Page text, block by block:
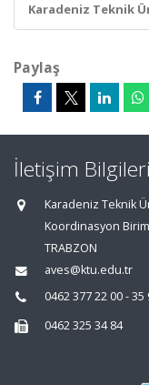
Karadeniz Teknik
Paylaş
İletişim Bilgileri
Karadeniz Teknik
Koordinasyon
TRABZON
aves@ktu.edu.tr
0462 377 22 00 - 35
0462 325 34 84